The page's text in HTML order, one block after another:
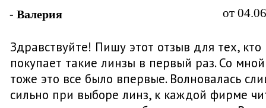
- Валерия от
Здравствуйте! Пишу этот отзыв для тех, кто
покупает такие линзы в первый раз. Со мной
тоже это все было впервые. Волновалась
сильно при выборе линз, к каждой фирме